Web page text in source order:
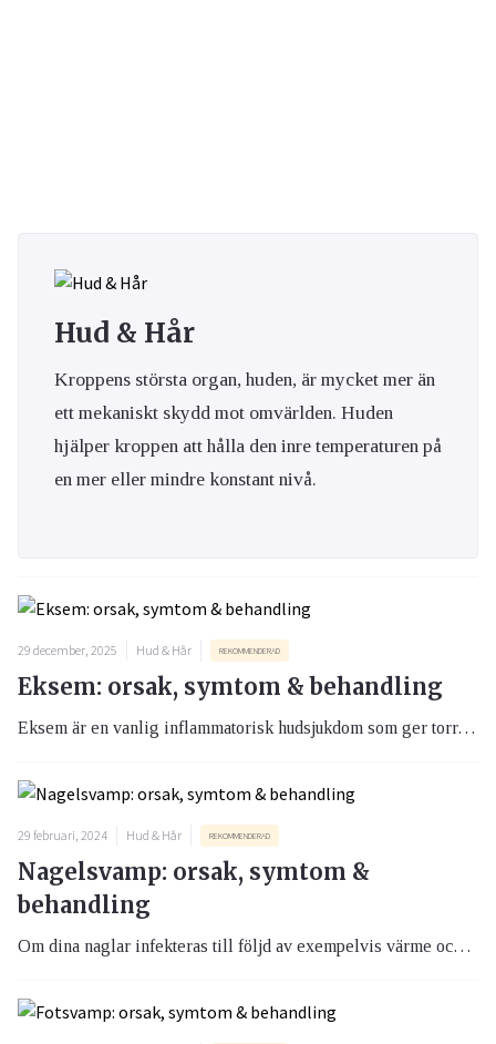
Hud & Hår
Kroppens största organ, huden, är mycket mer än
ett mekaniskt skydd mot omvärlden. Huden
hjälper kroppen att hålla den inre temperaturen på
en mer eller mindre konstant nivå.
29 december, 2025 Hud & Hår REKOMMENDERAD
Eksem: orsak, symtom & behandling
Eksem är en vanlig inflammatorisk hudsjukdom som ger torr, kliande och irriterad hud. Besvären beror på en försvagad hudbarriär och kan drabba både barn och vuxna. Med rätt behandling och en regelbunden hudvårdsrutin går det ofta att lindra symtomen och förebygga nya skov. Här får du en översikt av olika typer av eksem, vanliga symtom, orsaker samt hur eksem behandlas och förebyggs.
29 februari, 2024 Hud & Hår REKOMMENDERAD
Nagelsvamp: orsak, symtom &
behandling
Om dina naglar infekteras till följd av exempelvis värme och svett så kan det uppstå en infektion, nagelsvamp. Behandlingen är lätt men kräver ibland tålamod och bör påbörjas tidigt för att undvika spridning.